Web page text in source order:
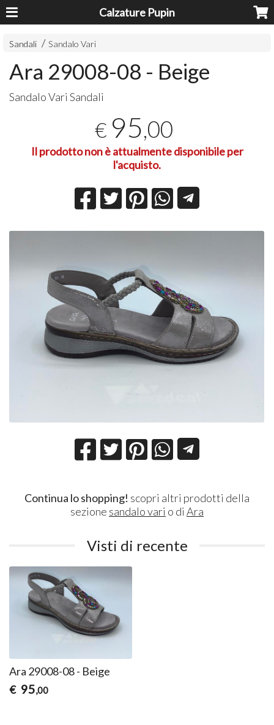
Calzature Pupin
Sandali Sandalo Vari
Ara 29008-08 - Beige
Sandalo Vari Sandali
€ 95,00
Il prodotto non è attualmente disponibile per
l'acquisto.
Continua lo shopping! scopri altri prodotti della
sezione sandalo vari o di Ara
Visti di recente
Ara 29008-08 - Beige
€ 95,00